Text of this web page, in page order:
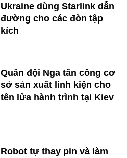
Ukraine dùng Starlink dẫn
đường cho các đòn tập
kích
Quân đội Nga tấn công cơ
sở sản xuất linh kiện cho
tên lửa hành trình tại Kiev
Robot tự thay pin và làm